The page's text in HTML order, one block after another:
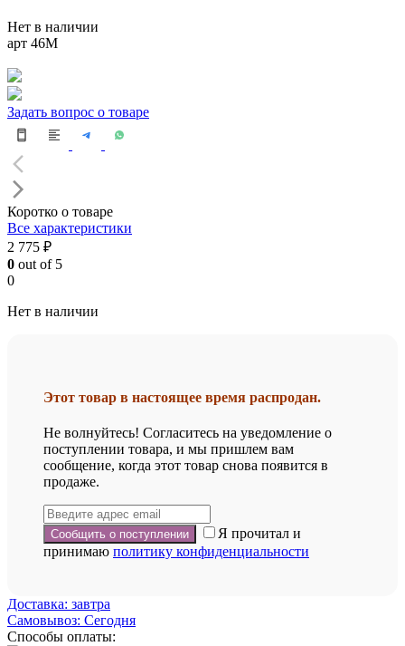
Нет в наличии
арт 46М
Задать вопрос о товаре
Коротко о товаре
Все характеристики
2 775 ₽
0 out of 5
0
Нет в наличии
Этот товар в настоящее время распродан.
Не волнуйтесь! Согласитесь на уведомление о
поступлении товара, и мы пришлем вам
сообщение, когда этот товар снова появится в
продаже.
Я прочитал и
принимаю политику конфиденциальности
Доставка: завтра
Самовывоз: Сегодня
Способы оплаты: